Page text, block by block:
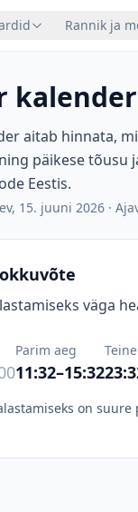
Rannik ja
aitab hinnata,
päikese tõusu
Eestis.
15. juuni 2026 ·
väga
Parim aeg
11:32–15:32
on